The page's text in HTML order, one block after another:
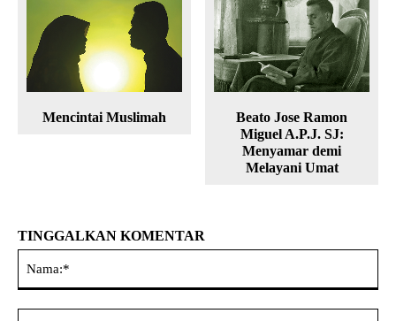
Mencintai Muslimah
Beato Jose Ramon
Miguel A.P.J. SJ:
Menyamar demi
Melayani Umat
TINGGALKAN KOMENTAR